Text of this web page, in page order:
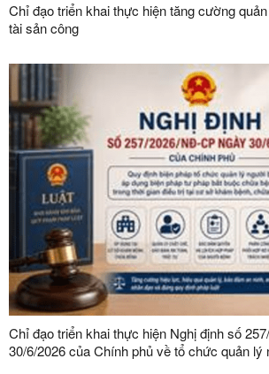
Chỉ đạo triển khai thực hiện tăng cường
tài sản công
Chỉ đạo triển khai thực hiện Nghị định số
30/6/2026 của Chính phủ về tổ chức quản lý